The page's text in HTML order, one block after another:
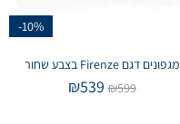
-10%
מגפונים דגם Firenze בצבע שחור
₪599
₪539